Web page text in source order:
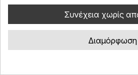
Alpine Muffy 2.0 Παιδικές
Συνέχεια χωρίς
Διαμόρφωση